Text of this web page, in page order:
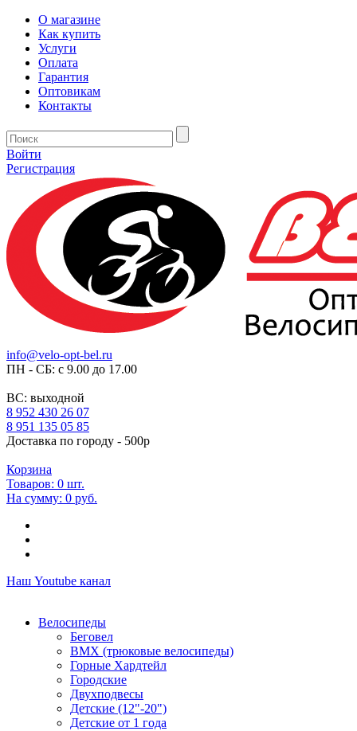
О магазине
Как купить
Услуги
Оплата
Гарантия
Оптовикам
Контакты
Войти
Регистрация
info@velo-opt-bel.ru
ПН - СБ: с 9.00 до 17.00
ВС: выходной
8 952 430 26 07
8 951 135 05 85
Доставка по городу - 500р
Корзина
Товаров: 0 шт.
На сумму: 0 руб.
Наш Youtube канал
Велосипеды
Беговел
ВМХ (трюковые велосипеды)
Горные Хардтейл
Городские
Двухподвесы
Детские (12"-20")
Детские от 1 года